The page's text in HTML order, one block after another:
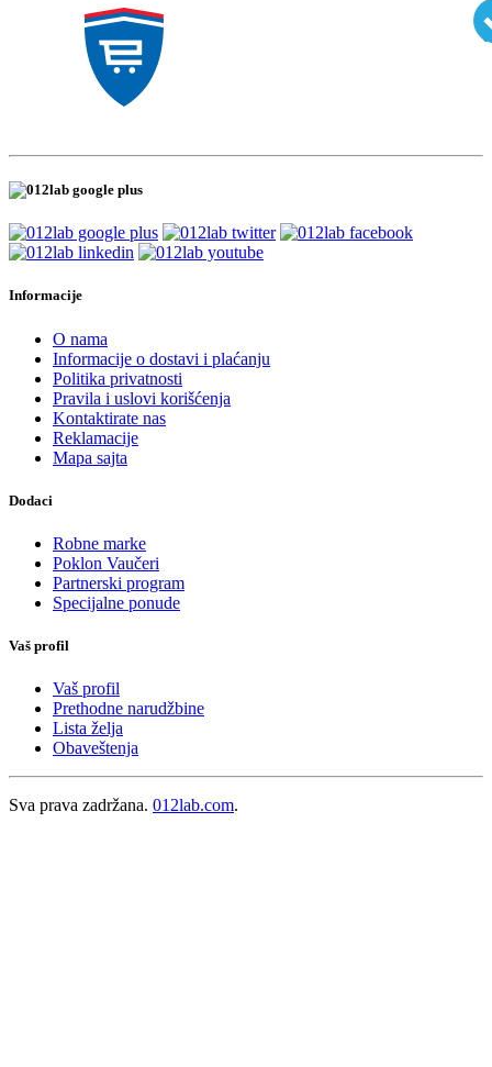
Informacije
O nama
Informacije o dostavi i plaćanju
Politika privatnosti
Pravila i uslovi korišćenja
Kontaktirate nas
Reklamacije
Mapa sajta
Dodaci
Robne marke
Poklon Vaučeri
Partnerski program
Specijalne ponude
Vaš profil
Vaš profil
Prethodne narudžbine
Lista želja
Obaveštenja
Sva prava zadržana. 012lab.com.